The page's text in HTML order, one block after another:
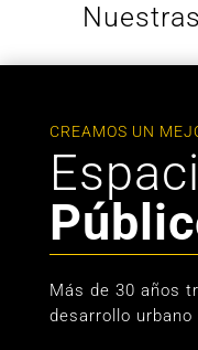
Nuestras
CREAMOS UN
Más de 30 años
desarrollo